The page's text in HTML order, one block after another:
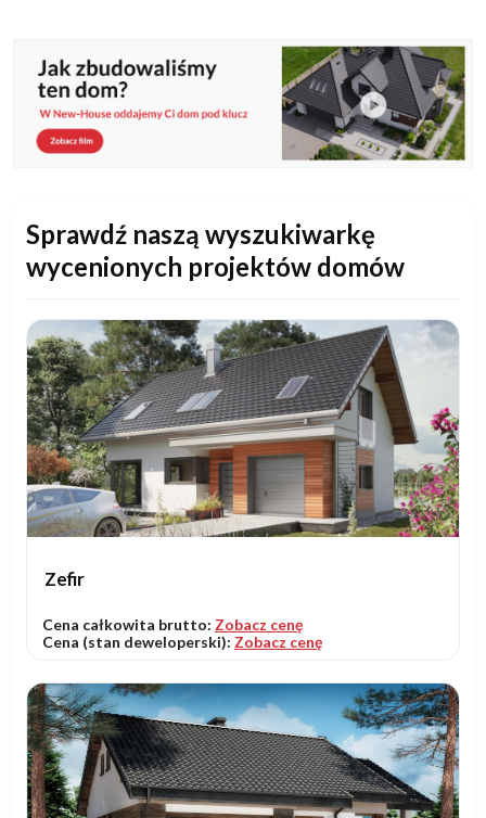
Sprawdź naszą wyszukiwarkę
wycenionych projektów domów
Zefir
Cena całkowita brutto: Zobacz cenę
Cena (stan deweloperski): Zobacz cenę